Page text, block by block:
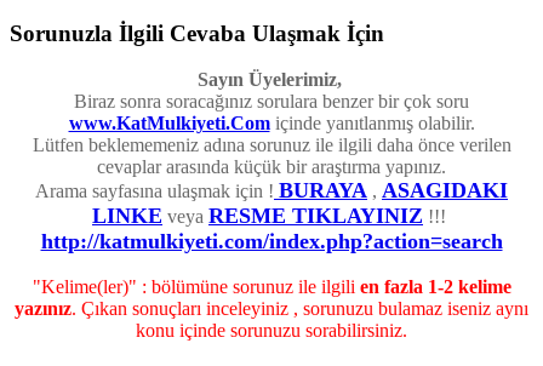
Sorunuzla İlgili Cevaba Ulaşmak İçin
Sayın Üyelerimiz,
Biraz sonra soracağınız sorulara benzer bir çok soru
www.KatMulkiyeti.Comiçinde yanıtlanmış olabilir.
Lütfen beklememeniz adına sorunuz ile ilgili daha önce verilen
cevaplar arasında küçük bir araştırma yapınız.
Arama sayfasına ulaşmak için ! BURAYA , ASAGIDAKI
LINKE veya RESME TIKLAYINIZ !!!
http://katmulkiyeti.com/index.php?action=search
"Kelime(ler)" : bölümüne sorunuz ile ilgili en fazla 1-2 kelime
yazınız. Çıkan sonuçları inceleyiniz , sorunuzu bulamaz iseniz aynı
konu içinde sorunuzu sorabilirsiniz.